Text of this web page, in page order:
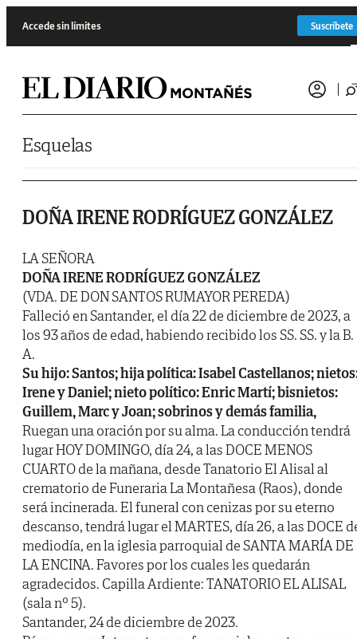
Accede sin límites Suscríbete
Esquelas
DOÑA IRENE RODRÍGUEZ GONZÁLEZ
LA SEÑORA
DOÑA IRENE RODRÍGUEZ GONZÁLEZ
(VDA. DE DON SANTOS RUMAYOR PEREDA)
Falleció en Santander, el día 22 de diciembre de 2023, a
los 93 años de edad, habiendo recibido los SS. SS. y la B.
A.
Su hijo: Santos; hija política: Isabel Castellanos;
Irene y Daniel; nieto político: Enric Martí; bisnietos:
Guillem, Marc y Joan; sobrinos y demás familia,
Ruegan una oración por su alma. La conducción tendrá
lugar HOY DOMINGO, día 24, a las DOCE MENOS
CUARTO de la mañana, desde Tanatorio El Alisal al
crematorio de Funeraria La Montañesa (Raos), donde
será incinerada. El funeral con cenizas por su eterno
descanso, tendrá lugar el MARTES, día 26, a las DOCE
mediodía, en la iglesia parroquial de SANTA MARÍA DE
LA ENCINA. Favores por los cuales les quedarán
agradecidos. Capilla Ardiente: TANATORIO EL ALISAL
(sala nº 5).
Santander, 24 de diciembre de 2023.